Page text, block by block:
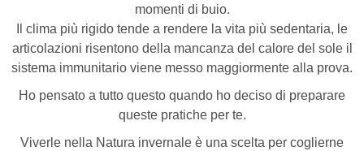
momenti di buio.
Il clima più rigido tende a rendere la vita più sedentaria, le
articolazioni risentono della mancanza del calore del sole il
sistema immunitario viene messo maggiormente alla prova.
Ho pensato a tutto questo quando ho deciso di preparare
queste pratiche per te.
Viverle nella Natura invernale è una scelta per coglierne